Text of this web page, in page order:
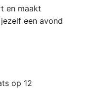
en maakt
een avond
op 12